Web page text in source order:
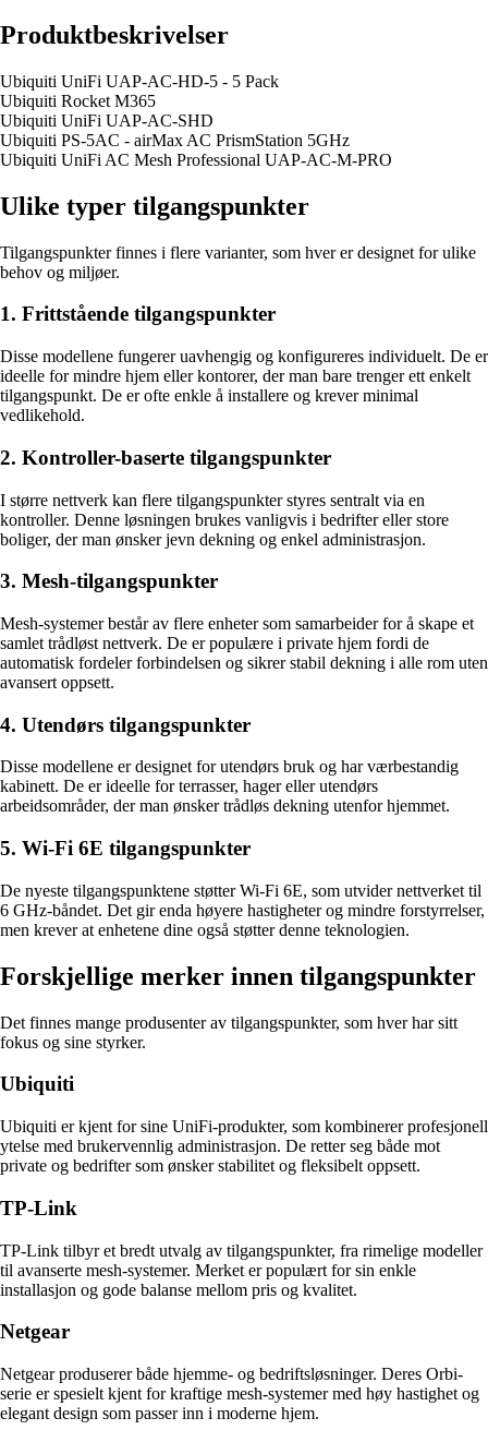
Produktbeskrivelser
Ubiquiti UniFi UAP-AC-HD-5 - 5 Pack
Ubiquiti Rocket M365
Ubiquiti UniFi UAP-AC-SHD
Ubiquiti PS-5AC - airMax AC PrismStation 5GHz
Ubiquiti UniFi AC Mesh Professional UAP-AC-M-PRO
Ulike typer tilgangspunkter
Tilgangspunkter finnes i flere varianter, som hver er designet for ulike
behov og miljøer.
1. Frittstående tilgangspunkter
Disse modellene fungerer uavhengig og konfigureres individuelt. De er
ideelle for mindre hjem eller kontorer, der man bare trenger ett enkelt
tilgangspunkt. De er ofte enkle å installere og krever minimal
vedlikehold.
2. Kontroller-baserte tilgangspunkter
I større nettverk kan flere tilgangspunkter styres sentralt via en
kontroller. Denne løsningen brukes vanligvis i bedrifter eller store
boliger, der man ønsker jevn dekning og enkel administrasjon.
3. Mesh-tilgangspunkter
Mesh-systemer består av flere enheter som samarbeider for å skape et
samlet trådløst nettverk. De er populære i private hjem fordi de
automatisk fordeler forbindelsen og sikrer stabil dekning i alle rom uten
avansert oppsett.
4. Utendørs tilgangspunkter
Disse modellene er designet for utendørs bruk og har værbestandig
kabinett. De er ideelle for terrasser, hager eller utendørs
arbeidsområder, der man ønsker trådløs dekning utenfor hjemmet.
5. Wi-Fi 6E tilgangspunkter
De nyeste tilgangspunktene støtter Wi-Fi 6E, som utvider nettverket til
6 GHz-båndet. Det gir enda høyere hastigheter og mindre forstyrrelser,
men krever at enhetene dine også støtter denne teknologien.
Forskjellige merker innen tilgangspunkter
Det finnes mange produsenter av tilgangspunkter, som hver har sitt
fokus og sine styrker.
Ubiquiti
Ubiquiti er kjent for sine UniFi-produkter, som kombinerer profesjonell
ytelse med brukervennlig administrasjon. De retter seg både mot
private og bedrifter som ønsker stabilitet og fleksibelt oppsett.
TP-Link
TP-Link tilbyr et bredt utvalg av tilgangspunkter, fra rimelige modeller
til avanserte mesh-systemer. Merket er populært for sin enkle
installasjon og gode balanse mellom pris og kvalitet.
Netgear
Netgear produserer både hjemme- og bedriftsløsninger. Deres Orbi-
serie er spesielt kjent for kraftige mesh-systemer med høy hastighet og
elegant design som passer inn i moderne hjem.